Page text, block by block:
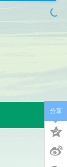
分享